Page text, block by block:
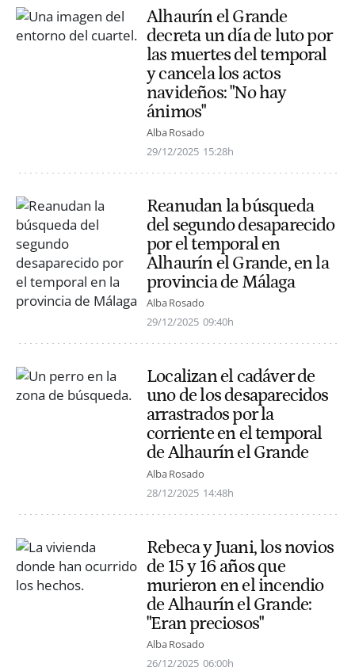
Alhaurín el Grande
decreta un día de luto por
las muertes del temporal
y cancela los actos
navideños: "No hay
ánimos"
Alba Rosado
29/12/2025 15:28h
Reanudan la búsqueda
del segundo desaparecido
por el temporal en
Alhaurín el Grande, en la
provincia de Málaga
Alba Rosado
29/12/2025 09:40h
Localizan el cadáver de
uno de los desaparecidos
arrastrados por la
corriente en el temporal
de Alhaurín el Grande
Alba Rosado
28/12/2025 14:48h
Rebeca y Juani, los novios
de 15 y 16 años que
murieron en el incendio
de Alhaurín el Grande:
"Eran preciosos"
Alba Rosado
26/12/2025 06:00h